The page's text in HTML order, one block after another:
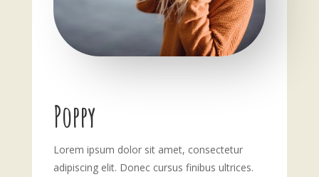
Poppy
Lorem ipsum dolor sit amet, consectetur
adipiscing elit. Donec cursus finibus ultrices.